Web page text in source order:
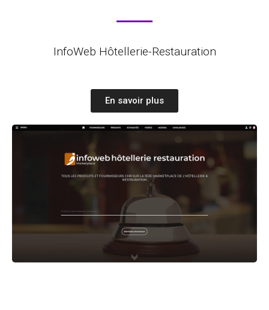
InfoWeb Hôtellerie-Restauration
En savoir plus